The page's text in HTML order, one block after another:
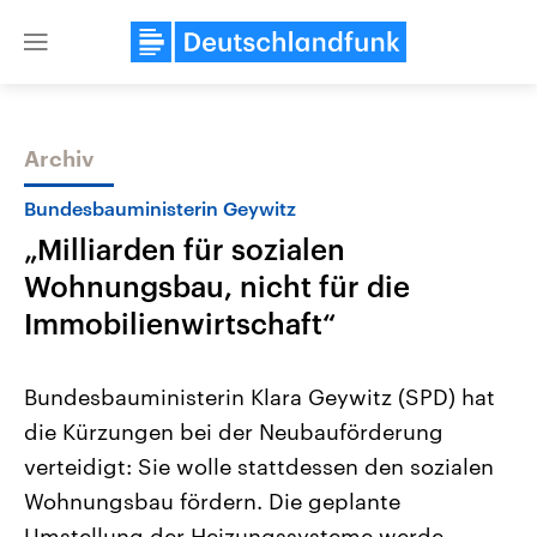
Close
Themen
2026
Alle Informationen
Sachsen-Anhalt wählt am 6.
September 2026 einen neuen
Landtag. Seit 2021 wird das
Bundesland von einer Koalition aus
Aktuelle Beiträge,
Hintergründe
Wirtschaftlich und
gehören die Vereinigten
den mächtigsten Ländern
mit großem Einfluss auf
Archiv
Bundesbauministerin Geywitz
„Milliarden für sozialen
Wohnungsbau, nicht für die
Immobilienwirtschaft“
Bundesbauministerin Klara Geywitz (SPD) hat
die Kürzungen bei der Neubauförderung
verteidigt: Sie wolle stattdessen den sozialen
Wohnungsbau fördern. Die geplante